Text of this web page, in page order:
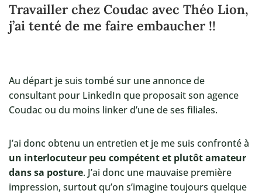
Travailler chez Coudac avec Théo Lion,
j’ai tenté de me faire embaucher !!
Au départ je suis tombé sur une annonce de
consultant pour LinkedIn que proposait son agence
Coudac ou du moins linker d’une de ses filiales.
J’ai donc obtenu un entretien et je me suis confronté à
un interlocuteur peu compétent et plutôt amateur
dans sa posture. J’ai donc une mauvaise première
impression, surtout qu’on s’imagine toujours quelque